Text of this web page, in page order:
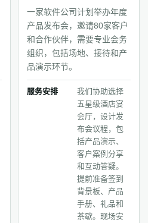
一家软件公司计划举办年度
产品发布会，邀请80家客户
和合作伙伴，需要专业会务
组织，包括场地、接待和产
品演示环节。
服务安排
我们协助选择
五星级酒店宴
会厅，设计发
布会议程，包
括产品演示、
客户案例分享
和互动答疑。
提前准备签到
背景板、产品
手册、礼品和
茶歇。现场安